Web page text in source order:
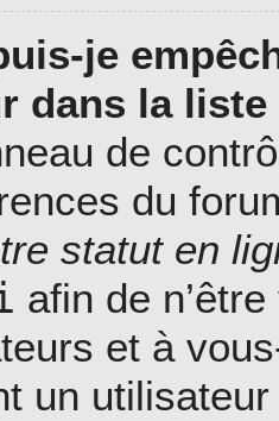
je
dans la
de
du
statut en
afin de
et à
un